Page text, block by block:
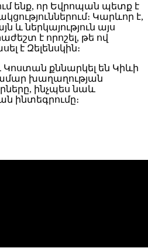
ենք, որ Եվրոպան պետք է
Կարևոր է,
և ներկայություն այս
է որոշել, թե ով
է Զելենսկին։
Կոստան քննարկել են Կիևի
խաղաղության
ինչպես նաև
ինտեգրումը։